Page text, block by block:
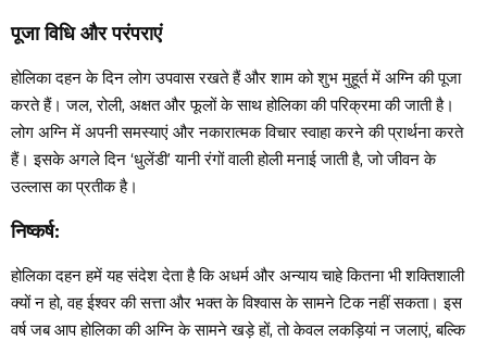
पूजा विधि और परंपराएं
होलिका दहन के दिन लोग उपवास रखते हैं और शाम को शुभ मुहूर्त में अग्नि की पूजा
करते हैं। जल, रोली, अक्षत और फूलों के साथ होलिका की परिक्रमा की जाती है।
लोग अग्नि में अपनी समस्याएं और नकारात्मक विचार स्वाहा करने की प्रार्थना करते
हैं। इसके अगले दिन ‘धुलेंडी’ यानी रंगों वाली होली मनाई जाती है, जो जीवन के
उल्लास का प्रतीक है।
निष्कर्ष:
होलिका दहन हमें यह संदेश देता है कि अधर्म और अन्याय चाहे कितना भी शक्तिशाली
क्यों न हो, वह ईश्वर की सत्ता और भक्त के विश्वास के सामने टिक नहीं सकता। इस
वर्ष जब आप होलिका की अग्नि के सामने खड़े हों, तो केवल लकड़ियां न जलाएं, बल्कि